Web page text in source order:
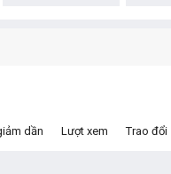
dần Lượt xem Trao đổi